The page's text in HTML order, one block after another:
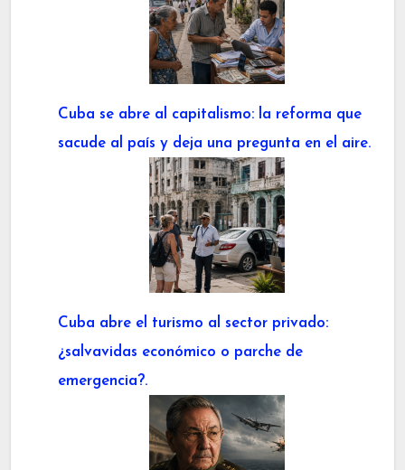
Cuba se abre al capitalismo: la reforma que
sacude al país y deja una pregunta en el aire.
Cuba abre el turismo al sector privado:
¿salvavidas económico o parche de
emergencia?.